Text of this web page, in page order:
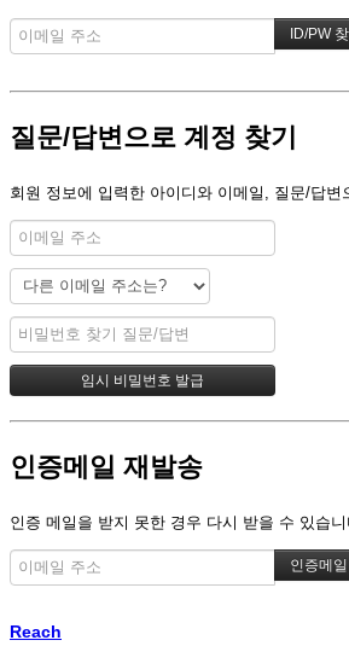
질문/답변으로 계정 찾기
회원 정보에 입력한 아이디와 이메일, 질문/답
인증메일 재발송
인증 메일을 받지 못한 경우 다시 받을 수 있습니
Reach